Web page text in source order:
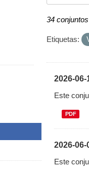
34
Etiquetas:
2026-
Este
PDF
2026-
Este